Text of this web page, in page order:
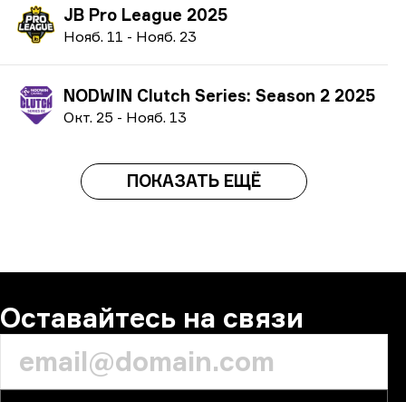
JB Pro League 2025
Нояб. 11 - Нояб. 23
NODWIN Clutch Series: Season 2 2025
Окт. 25 - Нояб. 13
ПОКАЗАТЬ ЕЩЁ
Оставайтесь на связи